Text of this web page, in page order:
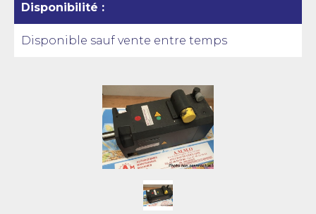
Disponibilité :
Disponible sauf vente entre temps